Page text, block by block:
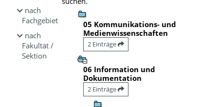
nach
Fachgebiet
nach
Fakultät /
Sektion
05 Kommunikations- und
Medienwissenschaften
2 Einträge
06 Information und
Dokumentation
2 Einträge